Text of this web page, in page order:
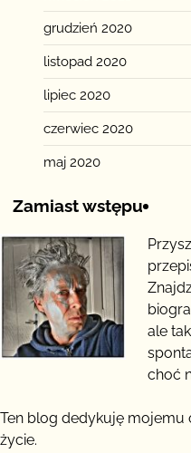
grudzień 2020
listopad 2020
lipiec 2020
czerwiec 2020
maj 2020
Zamiast wstępu
ale
choć
Ten blog dedykuję mojemu
życie.